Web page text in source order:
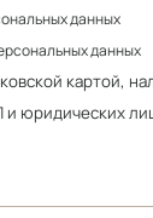
данных
данных
картой,
и юридических